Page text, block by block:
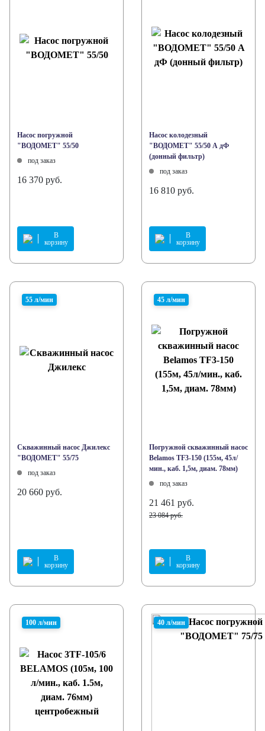
Насос погружной
"ВОДОМЕТ" 55/50
под заказ
16 370 руб.
В
корзину
Насос колодезный
"ВОДОМЕТ" 55/50 А дФ
(донный фильтр)
под заказ
16 810 руб.
В
корзину
55 л/мин
Скважинный насос Джилекс
"ВОДОМЕТ" 55/75
под заказ
20 660 руб.
В
корзину
45 л/мин
Погружной скважинный насос
Belamos TF3-150 (155м, 45л/
мин., каб. 1,5м, диам. 78мм)
под заказ
21 461 руб.
23 084 руб.
В
корзину
100 л/мин 40 л/мин